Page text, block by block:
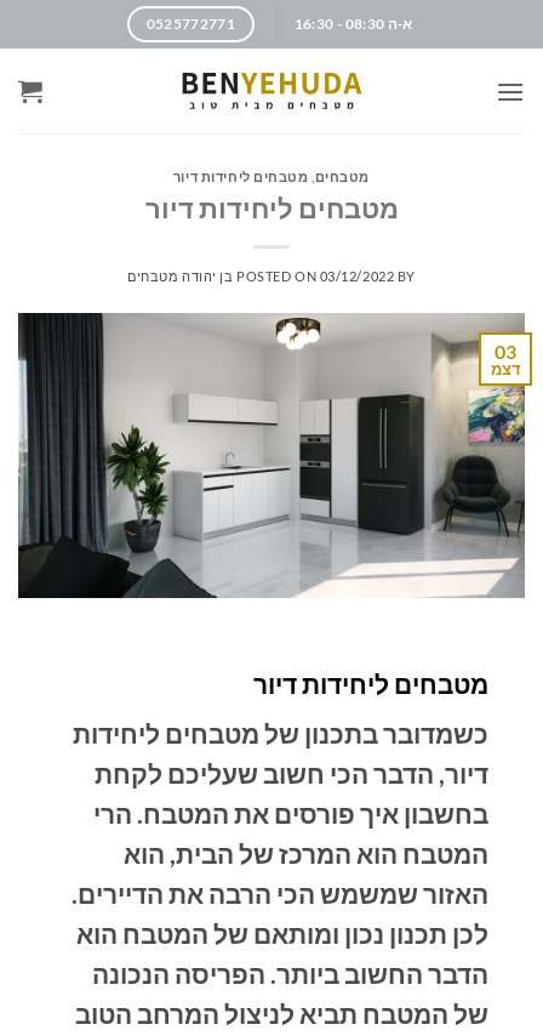
א-ה 08:30 - 16:30 0525772771
מטבחים מטבחים ליחידות דיור
מטבחים ליחידות דיור
POSTED ON 03/12/2022 BY בן יהודה מטבחים
03
דצמ
מטבחים ליחידות דיור
כשמדובר בתכנון של מטבחים ליחידות
דיור, הדבר הכי חשוב שעליכם לקחת
בחשבון איך פורסים את המטבח. הרי
המטבח הוא המרכז של הבית, הוא
האזור שמשמש הכי הרבה את הדיירים.
לכן תכנון נכון ומותאם של המטבח הוא
הדבר החשוב ביותר. הפריסה הנכונה
של המטבח תביא לניצול המרחב הטוב